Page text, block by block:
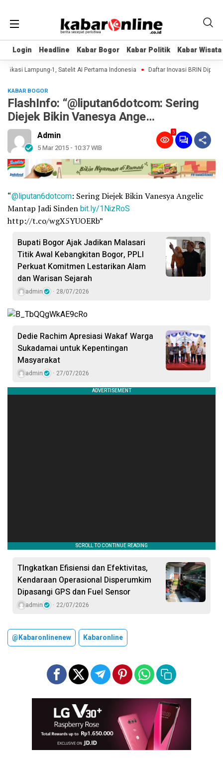
Login Headline Kabar Bogor Kabar Politik Kabar Wisata
Login Headline Kabar Bogor Kabar Politik Kabar Wisata
Lampung-1, Satelit AI Pertama Indonesia Daftar Inovasi BRIN
KABAR BOGOR
FlashInfo: “@liputan6dotcom: Sering
Diejek Bikin Vanesya Ange…
Admin
5 Mar 2015 - 10:37 WIB
5
“@liputan6dotcom: Sering Diejek Bikin Vanesya Angelic
Mantap Jadi Sindenbit.ly/1NizRoS
http://t.co/wgX5YUOERb”
Bupati Bogor Ajak Jadikan Malasari
Titik Awal Kebangkitan Bogor, PPLI
Perkuat Komitmen Lestarikan Alam
dan Warisan Sejarah
admin 28/07/2026
Dedie Rachim Apresiasi Wakaf Warga
Sukadamai untuk Kepentingan
Masyarakat
admin 27/07/2026
TIngkatkan Efisiensi dan Efektivitas,
Kendaraan Operasional Disperumkim
Dipasangi GPS dan Fuel Sensor
admin 22/07/2026
@kabaronlinenew Kabaronline